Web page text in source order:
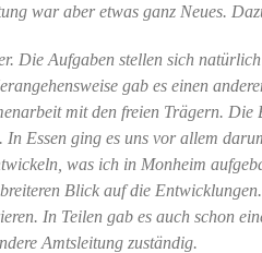
war aber etwas ganz Neues.
Die Aufgaben stellen sich
gab es einen
mit den freien Trägern. Die
Essen ging es uns vor allem
was ich in Monheim
Blick auf die
In Teilen gab es auch schon
Amtsleitung zuständig.